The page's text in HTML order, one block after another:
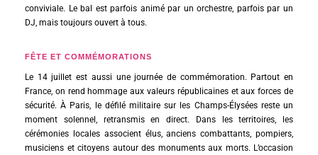
conviviale. Le bal est parfois animé par un orchestre, parfois par un
DJ, mais toujours ouvert à tous.
FÊTE ET COMMÉMORATIONS
Le 14 juillet est aussi une journée de commémoration. Partout en
France, on rend hommage aux valeurs républicaines et aux forces de
sécurité. À Paris, le défilé militaire sur les Champs-Élysées reste un
moment solennel, retransmis en direct. Dans les territoires, les
cérémonies locales associent élus, anciens combattants, pompiers,
musiciens et citoyens autour des monuments aux morts. L’occasion